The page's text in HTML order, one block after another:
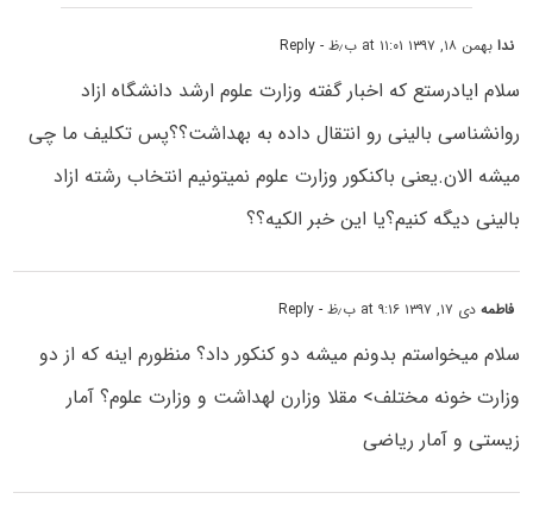
ندابهمن ۱۸, ۱۳۹۷ at ۱۱:۰۱ ب٫ظ - Reply
سلام ایادرستع که اخبار گفته وزارت علوم ارشد دانشگاه ازاد
روانشناسی بالینی رو انتقال داده به بهداشت؟؟پس تکلیف ما چی
میشه الان.یعنی باکنکور وزارت علوم نمیتونیم انتخاب رشته ازاد
بالینی دیگه کنیم؟یا این خبر الکیه؟؟
فاطمهدی ۱۷, ۱۳۹۷ at ۹:۱۶ ب٫ظ - Reply
سلام میخواستم بدونم میشه دو کنکور داد؟ منظورم اینه که از دو
وزارت خونه مختلف> مقلا وزارن لهداشت و وزارت علوم؟ آمار
زیستی و آمار ریاضی